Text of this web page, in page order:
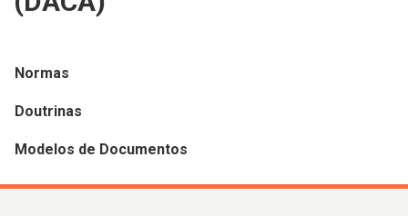
Normas
Doutrinas
Modelos de Documentos